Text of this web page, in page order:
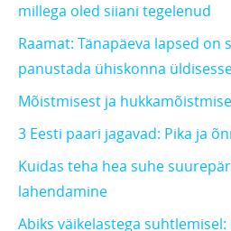
millega oled siiani tegelenud
Raamat: Tänapäeva lapsed on
panustada ühiskonna
Mõistmisest ja
3 Eesti paari jagavad: Pika ja
Kuidas teha hea suhe
lahendamine
Abiks väikelastega